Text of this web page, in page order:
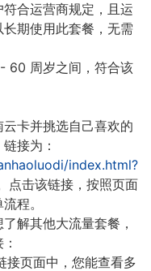
合运营商规定，且运
期使用此套餐，无需
60 周岁之间，符合该
卡并挑选自己喜欢的
接为：
index.html?
点击该链接，按照页面
程。
解其他大流量套餐，
接页面中，您能查看多